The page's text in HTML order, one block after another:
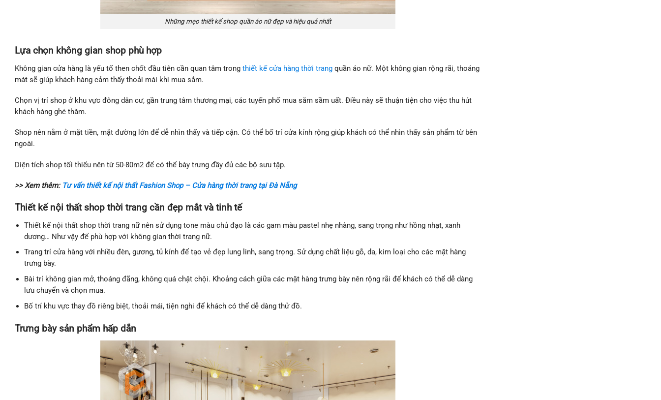
Những mẹo thiết kế shop quần áo nữ đẹp và hiệu quả nhất
Lựa chọn không gian shop phù hợp
Không gian cửa hàng là yếu tố then chốt đầu tiên cần quan tâm trong thiết kế cửa hàng thời trang quần áo nữ. Một không gian rộng rãi, thoáng
mát sẽ giúp khách hàng cảm thấy thoải mái khi mua sắm.
Chọn vị trí shop ở khu vực đông dân cư, gần trung tâm thương mại, các tuyến phố mua sắm sầm uất. Điều này sẽ thuận tiện cho việc thu hút
khách hàng ghé thăm.
Shop nên nằm ở mặt tiền, mặt đường lớn để dễ nhìn thấy và tiếp cận. Có thể bố trí cửa kính rộng giúp khách có thể nhìn thấy sản phẩm từ bên
ngoài.
Diện tích shop tối thiểu nên từ 50-80m2 để có thể bày trưng đầy đủ các bộ sưu tập.
>> Xem thêm: Tư vấn thiết kế nội thất Fashion Shop – Cửa hàng thời trang tại Đà Nẵng
Thiết kế nội thất shop thời trang cần đẹp mắt và tinh tế
Thiết kế nội thất shop thời trang nữ nên sử dụng tone màu chủ đạo là các gam màu pastel nhẹ nhàng, sang trọng như hồng nhạt, xanh
dương… Như vậy để phù hợp với không gian thời trang nữ.
Trang trí cửa hàng với nhiều đèn, gương, tủ kính để tạo vẻ đẹp lung linh, sang trọng. Sử dụng chất liệu gỗ, da, kim loại cho các mặt hàng
trưng bày.
Bài trí không gian mở, thoáng đãng, không quá chật chội. Khoảng cách giữa các mặt hàng trưng bày nên rộng rãi để khách có thể dễ dàng
lưu chuyển và chọn mua.
Bố trí khu vực thay đồ riêng biệt, thoải mái, tiện nghi để khách có thể dễ dàng thử đồ.
Trưng bày sản phẩm hấp dẫn